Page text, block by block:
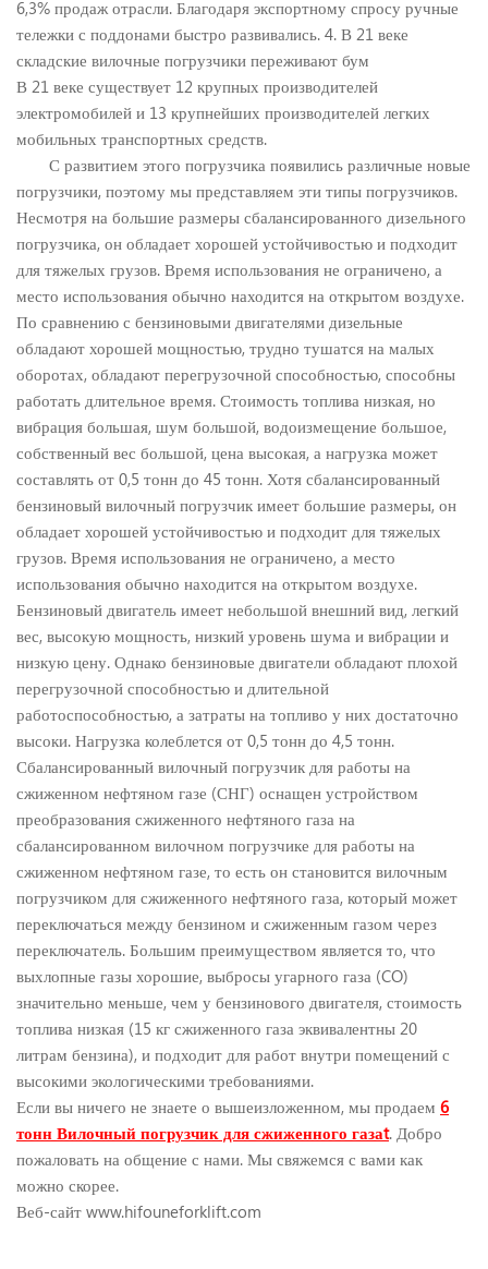
6,3% продаж отрасли. Благодаря экспортному спросу ручные
тележки с поддонами быстро развивались. 4. В 21 веке
складские вилочные погрузчики переживают бум
В 21 веке существует 12 крупных производителей
электромобилей и 13 крупнейших производителей легких
мобильных транспортных средств.
С развитием этого погрузчика появились различные новые
погрузчики, поэтому мы представляем эти типы погрузчиков.
Несмотря на большие размеры сбалансированного дизельного
погрузчика, он обладает хорошей устойчивостью и подходит
для тяжелых грузов. Время использования не ограничено, а
место использования обычно находится на открытом воздухе.
По сравнению с бензиновыми двигателями дизельные
обладают хорошей мощностью, трудно тушатся на малых
оборотах, обладают перегрузочной способностью, способны
работать длительное время. Стоимость топлива низкая, но
вибрация большая, шум большой, водоизмещение большое,
собственный вес большой, цена высокая, а нагрузка может
составлять от 0,5 тонн до 45 тонн. Хотя сбалансированный
бензиновый вилочный погрузчик имеет большие размеры, он
обладает хорошей устойчивостью и подходит для тяжелых
грузов. Время использования не ограничено, а место
использования обычно находится на открытом воздухе.
Бензиновый двигатель имеет небольшой внешний вид, легкий
вес, высокую мощность, низкий уровень шума и вибрации и
низкую цену. Однако бензиновые двигатели обладают плохой
перегрузочной способностью и длительной
работоспособностью, а затраты на топливо у них достаточно
высоки. Нагрузка колеблется от 0,5 тонн до 4,5 тонн.
Сбалансированный вилочный погрузчик для работы на
сжиженном нефтяном газе (СНГ) оснащен устройством
преобразования сжиженного нефтяного газа на
сбалансированном вилочном погрузчике для работы на
сжиженном нефтяном газе, то есть он становится вилочным
погрузчиком для сжиженного нефтяного газа, который может
переключаться между бензином и сжиженным газом через
переключатель. Большим преимуществом является то, что
выхлопные газы хорошие, выбросы угарного газа (CO)
значительно меньше, чем у бензинового двигателя, стоимость
топлива низкая (15 кг сжиженного газа эквивалентны 20
литрам бензина), и подходит для работ внутри помещений с
высокими экологическими требованиями.
Если вы ничего не знаете о вышеизложенном, мы продаем 6
тонн Вилочный погрузчик для сжиженного газаt. Добро
пожаловать на общение с нами. Мы свяжемся с вами как
можно скорее.
Веб-сайт www.hifouneforklift.com